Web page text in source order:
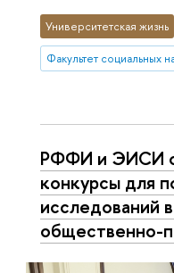
Университетская жизнь
Факультет социальных
РФФИ и ЭИСИ
конкурсы для
исследований
общественно-